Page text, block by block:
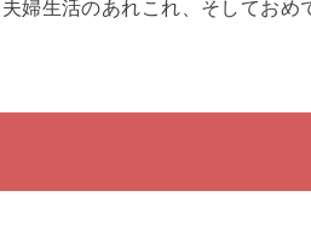
婦生活のあれこれ、そしておめ